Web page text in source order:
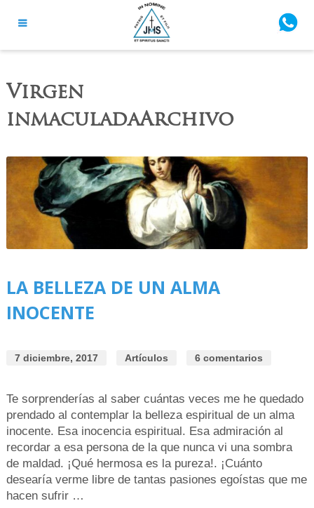
Virgen
inmaculadaArchivo
LA BELLEZA DE UN ALMA
INOCENTE
7 diciembre, 2017 Artículos 6 comentarios
Te sorprenderías al saber cuántas veces me he quedado
prendado al contemplar la belleza espiritual de un alma
inocente. Esa inocencia espiritual. Esa admiración al
recordar a esa persona de la que nunca vi una sombra
de maldad. ¡Qué hermosa es la pureza!. ¡Cuánto
desearía verme libre de tantas pasiones egoístas que me
hacen sufrir …